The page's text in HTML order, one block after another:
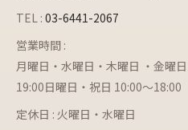
TEL : 03-6441-2067
営業時間 :
月曜日・水曜日・木曜日 ・金曜
19:00日曜日・祝日 10:00～18:00
定休日 : 火曜日・水曜日